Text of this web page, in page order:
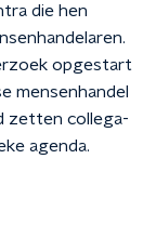
die hen
opgestart
mensenhandel
zetten collega-
agenda.